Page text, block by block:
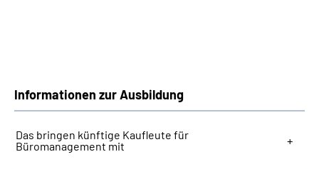
Informationen zur Ausbildung
Das bringen künftige Kaufleute für
Büromanagement mit